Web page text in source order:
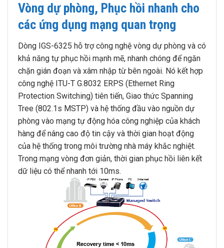
Vòng dự phòng, Phục hồi nhanh cho
các ứng dụng mạng quan trọng
Dòng IGS-6325 hỗ trợ công nghệ vòng dự phòng và có
khả năng tự phục hồi mạnh mẽ, nhanh chóng để ngăn
chặn gián đoạn và xâm nhập từ bên ngoài. Nó kết hợp
công nghệ ITU-T G.8032 ERPS (Ethernet Ring
Protection Switching) tiên tiến, Giao thức Spanning
Tree (802.1s MSTP) và hệ thống đầu vào nguồn dự
phòng vào mạng tự động hóa công nghiệp của khách
hàng để nâng cao độ tin cậy và thời gian hoạt động
của hệ thống trong môi trường nhà máy khắc nghiệt.
Trong mạng vòng đơn giản, thời gian phục hồi liên kết
dữ liệu có thể nhanh tới 10ms.